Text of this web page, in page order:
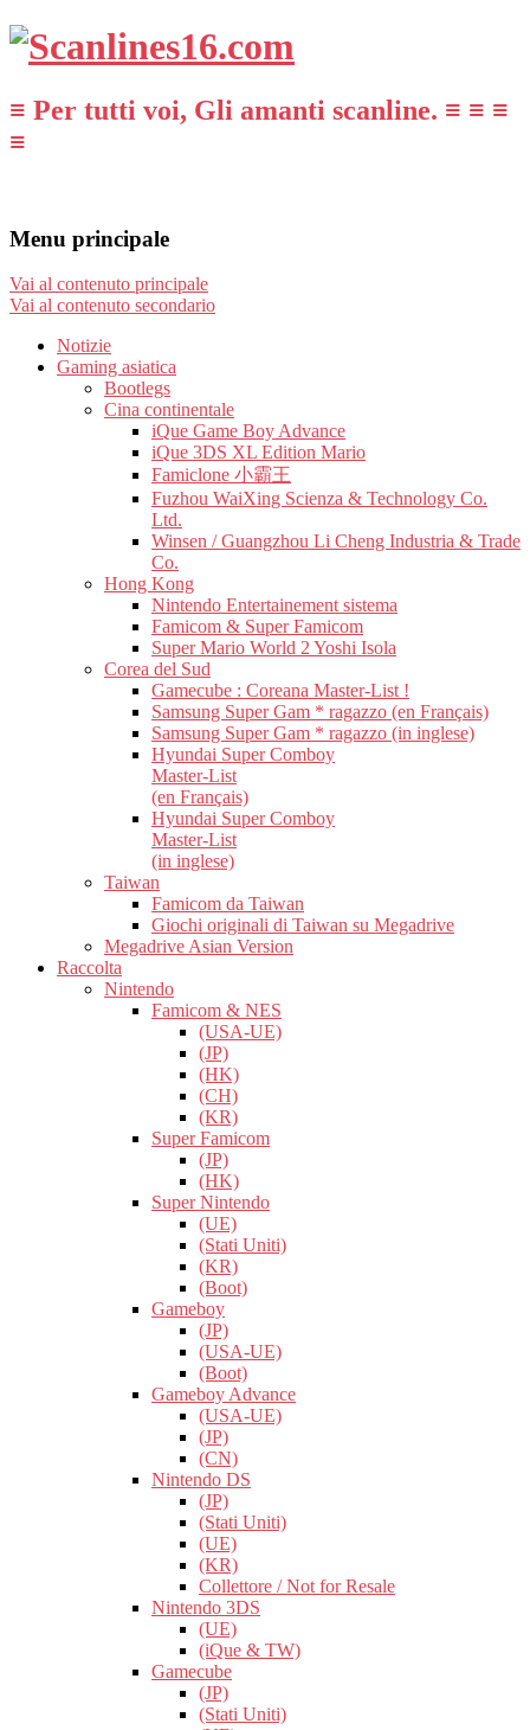
≡ Per tutti voi, Gli amanti scanline. ≡ ≡ ≡
≡
Menu principale
Vai al contenuto principale
Vai al contenuto secondario
Notizie
Gaming asiatica
Bootlegs
Cina continentale
iQue Game Boy Advance
iQue 3DS XL Edition Mario
Famiclone 小霸王
Fuzhou WaiXing Scienza & Technology Co.
Ltd.
Winsen / Guangzhou Li Cheng Industria & Trade
Co.
Hong Kong
Nintendo Entertainement sistema
Famicom & Super Famicom
Super Mario World 2 Yoshi Isola
Corea del Sud
Gamecube : Coreana Master-List !
Samsung Super Gam * ragazzo (en Français)
Samsung Super Gam * ragazzo (in inglese)
Hyundai Super Comboy
Master-List
(en Français)
Hyundai Super Comboy
Master-List
(in inglese)
Taiwan
Famicom da Taiwan
Giochi originali di Taiwan su Megadrive
Megadrive Asian Version
Raccolta
Nintendo
Famicom & NES
(USA-UE)
(JP)
(HK)
(CH)
(KR)
Super Famicom
(JP)
(HK)
Super Nintendo
(UE)
(Stati Uniti)
(KR)
(Boot)
Gameboy
(JP)
(USA-UE)
(Boot)
Gameboy Advance
(USA-UE)
(JP)
(CN)
Nintendo DS
(JP)
(Stati Uniti)
(UE)
(KR)
Collettore / Not for Resale
Nintendo 3DS
(UE)
(iQue & TW)
Gamecube
(JP)
(Stati Uniti)